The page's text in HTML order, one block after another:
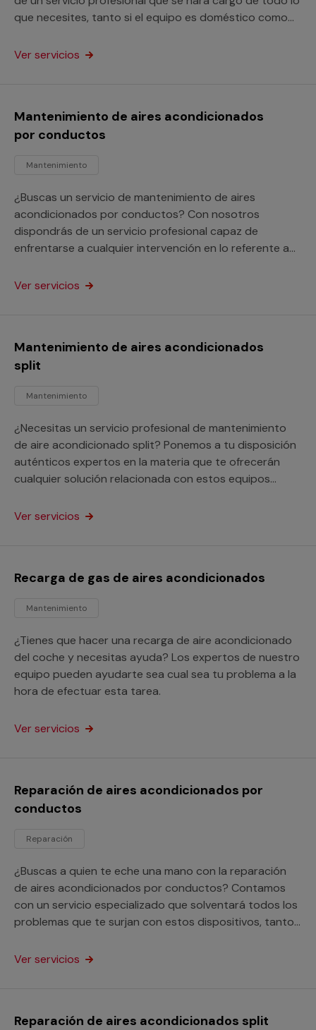
que necesites, tanto si el equipo es doméstico como
Ver servicios
Mantenimiento de aires acondicionados
por conductos
Mantenimiento
¿Buscas un servicio de mantenimiento de aires
acondicionados por conductos? Con nosotros
dispondrás de un servicio profesional capaz de
enfrentarse a cualquier intervención en lo referente a
o para locales comerciales.
Ver servicios
Mantenimiento de aires acondicionados
split
Mantenimiento
¿Necesitas un servicio profesional de mantenimiento
de aire acondicionado split? Ponemos a tu disposición
auténticos expertos en la materia que te ofrecerán
cualquier solución relacionada con estos equipos
comerciales.
Ver servicios
Recarga de gas de aires acondicionados
Mantenimiento
¿Tienes que hacer una recarga de aire acondicionado
del coche y necesitas ayuda? Los expertos de nuestro
equipo pueden ayudarte sea cual sea tu problema a la
hora de efectuar esta tarea.
Ver servicios
Reparación de aires acondicionados por
conductos
Reparación
¿Buscas a quien te eche una mano con la reparación
de aires acondicionados por conductos? Contamos
con un servicio especializado que solventará todos los
problemas que te surjan con estos dispositivos, tanto
negocios.
Ver servicios
Reparación de aires acondicionados split